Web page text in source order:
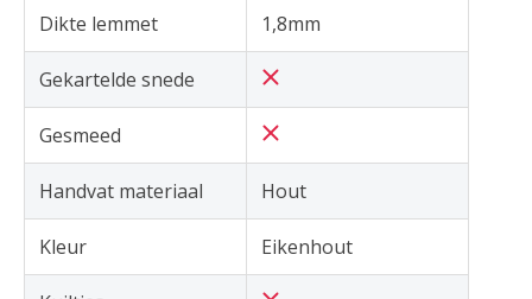
Dikte lemmet 1,8mm
Gekartelde snede
Gesmeed
Handvat materiaal Hout
Kleur Eikenhout